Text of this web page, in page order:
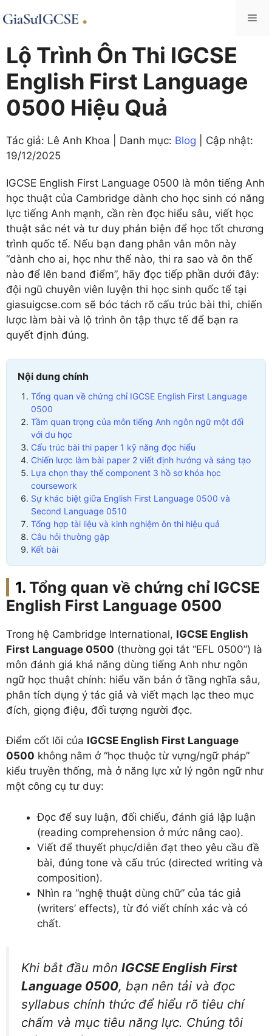
to
Lộ Trình Ôn Thi IGCSE
English First Language
0500 Hiệu Quả
Tác giả: Lê Anh Khoa | Danh mục: Blog | Cập nhật:
19/12/2025
IGCSE English First Language 0500 là môn tiếng Anh
học thuật của Cambridge dành cho học sinh có năng
lực tiếng Anh mạnh, cần rèn đọc hiểu sâu, viết học
thuật sắc nét và tư duy phản biện để học tốt chương
trình quốc tế. Nếu bạn đang phân vân môn này
“dành cho ai, học như thế nào, thi ra sao và ôn thế
nào để lên band điểm”, hãy đọc tiếp phần dưới đây:
đội ngũ chuyên viên luyện thi học sinh quốc tế tại
giasuigcse.com sẽ bóc tách rõ cấu trúc bài thi, chiến
lược làm bài và lộ trình ôn tập thực tế để bạn ra
quyết định đúng.
Nội dung chính
Tổng quan về chứng chỉ IGCSE English First Language
0500
Tầm quan trọng của môn tiếng Anh ngôn ngữ một đối
với du học
Cấu trúc bài thi paper 1 kỹ năng đọc hiểu
Chiến lược làm bài paper 2 viết định hướng và sáng tạo
Lựa chọn thay thế component 3 hồ sơ khóa học
coursework
Sự khác biệt giữa English First Language 0500 và
Second Language 0510
Tổng hợp tài liệu và kinh nghiệm ôn thi hiệu quả
Câu hỏi thường gặp
Kết bài
Tổng quan về chứng chỉ IGCSE
English First Language 0500
Trong hệ Cambridge International, IGCSE English
First Language 0500 (thường gọi tắt “EFL 0500”) là
môn đánh giá khả năng dùng tiếng Anh như ngôn
ngữ học thuật chính: hiểu văn bản ở tầng nghĩa sâu,
phân tích dụng ý tác giả và viết mạch lạc theo mục
đích, giọng điệu, đối tượng người đọc.
Điểm cốt lõi của IGCSE English First Language
0500 không nằm ở “học thuộc từ vựng/ngữ pháp”
kiểu truyền thống, mà ở năng lực xử lý ngôn ngữ như
một công cụ tư duy:
Đọc để suy luận, đối chiếu, đánh giá lập luận
(reading comprehension ở mức nâng cao).
Viết để thuyết phục/diễn đạt theo yêu cầu đề
bài, đúng tone và cấu trúc (directed writing và
composition).
Nhìn ra “nghệ thuật dùng chữ” của tác giả
(writers’ effects), từ đó viết chính xác và có
chất.
Khi bắt đầu môn IGCSE English First
Language 0500, bạn nên tải và đọc
syllabus chính thức để hiểu rõ tiêu chí
chấm và mục tiêu năng lực. Chúng tôi